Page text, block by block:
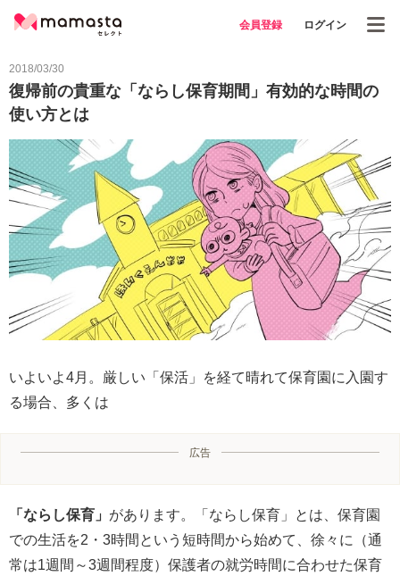
会員登録 ログイン
2018/03/30
復帰前の貴重な「ならし保育期間」有効的な時間の
使い方とは
いよいよ4月。厳しい「保活」を経て晴れて保育園に入園す
る場合、多くは
広告
「ならし保育」 があります。「ならし保育」とは、保育園
での生活を2・3時間という短時間から始めて、徐々に（通
常は1週間～3週間程度）保護者の就労時間に合わせた保育